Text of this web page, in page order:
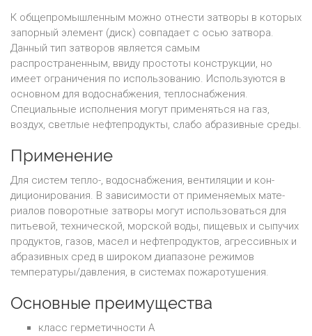
К общепромышленным можно отнести затворы в которых
запорный элемент (диск) совпадает с осью затвора.
Данный тип затворов является самым
распространенным, ввиду простоты конструкции, но
имеет ограничения по использованию. Используются в
основном для водоснабжения, теплоснабжения.
Специальные исполнения могут применяться на газ,
воздух, светлые нефтепродукты, слабо абразивные среды.
Применение
Для систем тепло-, водоснабжения, вентиляции и кон-
диционирования. В зависимости от применяемых мате-
риалов поворотные затворы могут использоваться для
питьевой, технической, морской воды, пищевых и сыпучих
продуктов, газов, масел и нефтепродуктов, агрессивных и
абразивных сред в широком диапазоне режимов
температуры/давления, в системах пожаротушения.
Основные преимущества
класс герметичности А